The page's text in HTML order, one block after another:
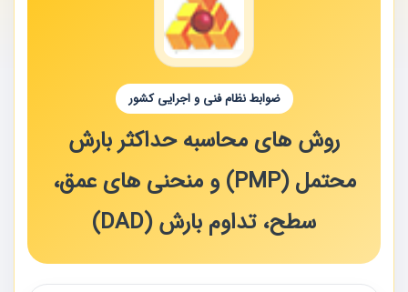
ضوابط نظام فنی و اجرایی کشور
روش های محاسبه حداکثر بارش
محتمل (PMP) و منحنی های عمق،
سطح، تداوم بارش (DAD)